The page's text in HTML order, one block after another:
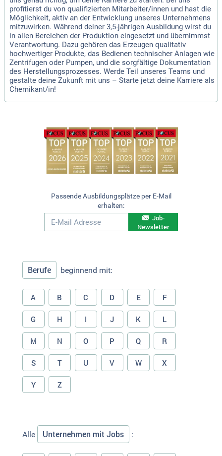
profitierst du von qualifizierten Mitarbeiter/innen und hast die
Möglichkeit, aktiv an der Entwicklung unseres Unternehmens
mitzuwirken. Während deiner 3,5-jährigen Ausbildung wirst du
in allen Bereichen der Produktion eingesetzt und übernimmst
Verantwortung. Dazu gehören das Erzeugen qualitativ
hochwertiger Produkte, das Bedienen technischer Anlagen wie
Zentrifugen oder Pumpen, und die sorgfältige Dokumentation
des Herstellungsprozesses. Werde Teil unseres Teams und
gestalte deine Zukunft mit uns – Starte jetzt deine Karriere als
Chemikant/in!
Passende Ausbildungsplätze per E-Mail
erhalten:
Job-
Newsletter
Berufe beginnend mit:
A B C D E F
G H I J K L
M N O P Q R
S T U V W X
Y Z
Alle Unternehmen mit Jobs :